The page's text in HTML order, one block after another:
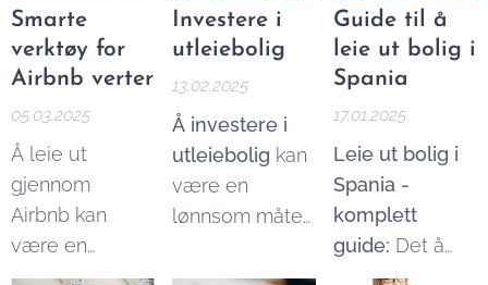
mer enn å ha et
ledig rom. I en
plattform må
du skille deg ut
og skape en
opplevelse
ekstra inntekt.
Samtidig er det
viktig å være
klar over lover,
praktiske
aspekter ved
utleie. I denne
guiden går vi
Smarte
verktøy for
Airbnb verter
05.03.2025
Å leie ut
gjennom
Airbnb kan
være en
lønnsom
Investere i
utleiebolig
13.02.2025
Å investere i
utleiebolig kan
være en
lønnsom måte
formue på over
Guide til å
leie ut bolig i
Spania
17.01.2025
Leie ut bolig i
Spania -
komplett
guide: Det å
leie ut bolig i